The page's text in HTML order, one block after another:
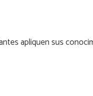
apliquen sus